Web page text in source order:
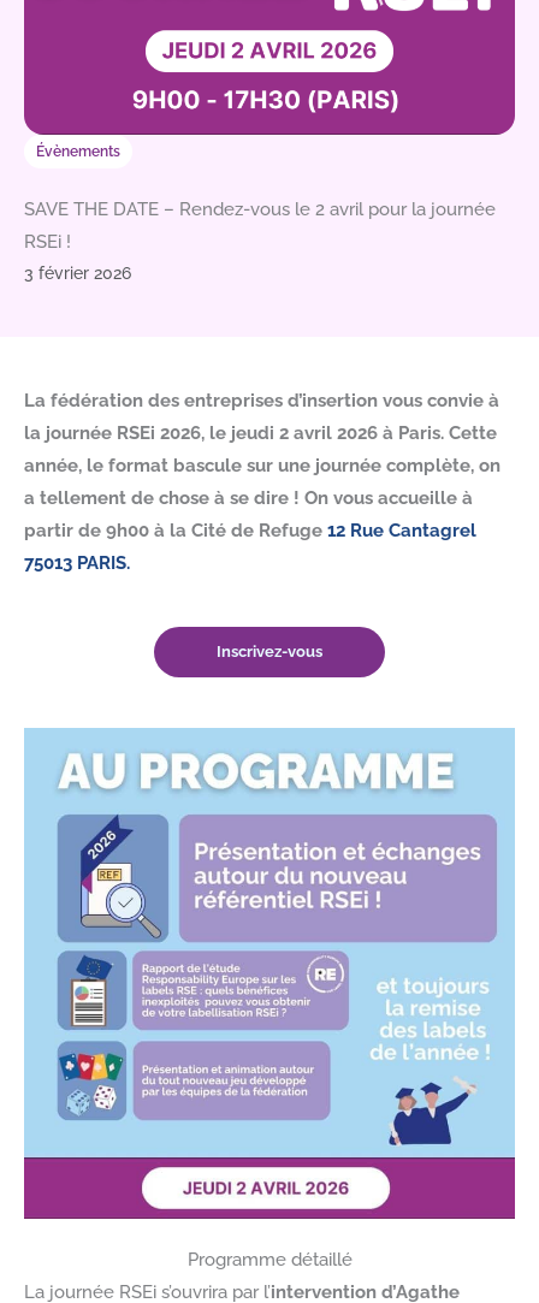
Évènements
SAVE THE DATE – Rendez-vous le 2 avril pour la journée
RSEi !
3 février 2026
La fédération des entreprises d’insertion vous convie à
la journée RSEi 2026, le jeudi 2 avril 2026 à Paris. Cette
année, le format bascule sur une journée complète, on
a tellement de chose à se dire ! On vous accueille à
partir de 9h00 à la Cité de Refuge 12 Rue Cantagrel
75013 PARIS.
Inscrivez-vous
Programme détaillé
La journée RSEi s’ouvrira par l’intervention d’Agathe